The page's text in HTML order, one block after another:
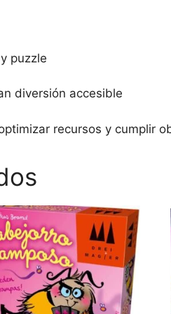
puzzle
diversión accesible
recursos y cumplir